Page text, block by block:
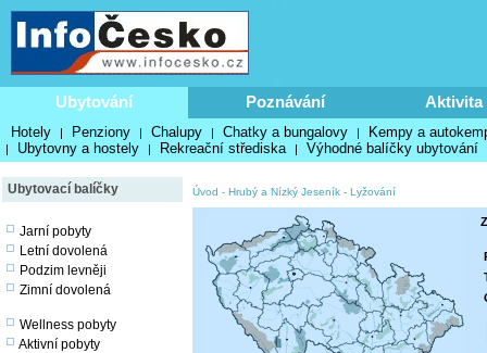
Ubytování Poznávání Aktivita
Hotely | Penziony | Chalupy | Chatky a bungalovy | Kempy a
| Ubytovny a hostely | Rekreační střediska | Výhodné balíčky ubytování
Ubytovací balíčky
Jarní pobyty
Letní dovolená
Podzim levněji
Zimní dovolená
Wellness pobyty
Aktivní pobyty
Úvod - Hrubý a Nízký Jeseník - Lyžování